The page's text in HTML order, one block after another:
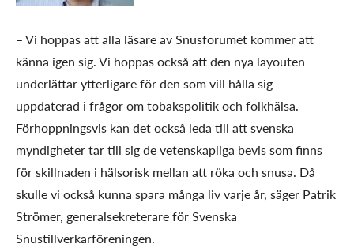
– Vi hoppas att alla läsare av Snusforumet kommer att
känna igen sig. Vi hoppas också att den nya layouten
underlättar ytterligare för den som vill hålla sig
uppdaterad i frågor om tobakspolitik och folkhälsa.
Förhoppningsvis kan det också leda till att svenska
myndigheter tar till sig de vetenskapliga bevis som finns
för skillnaden i hälsorisk mellan att röka och snusa. Då
skulle vi också kunna spara många liv varje år, säger Patrik
Strömer, generalsekreterare för Svenska
Snustillverkarföreningen.